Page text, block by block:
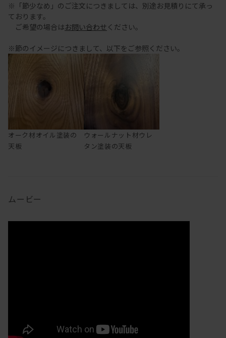
※「節少なめ」のご注文につきましては、別途お見積りにて承っ
ております。
ご希望の場合はお問い合わせ ください。
※節のイメージにつきまして、以下をご参照ください。
オーク材オイル塗装の
天板
ウォールナット材ウレ
タン塗装の天板
ムービー